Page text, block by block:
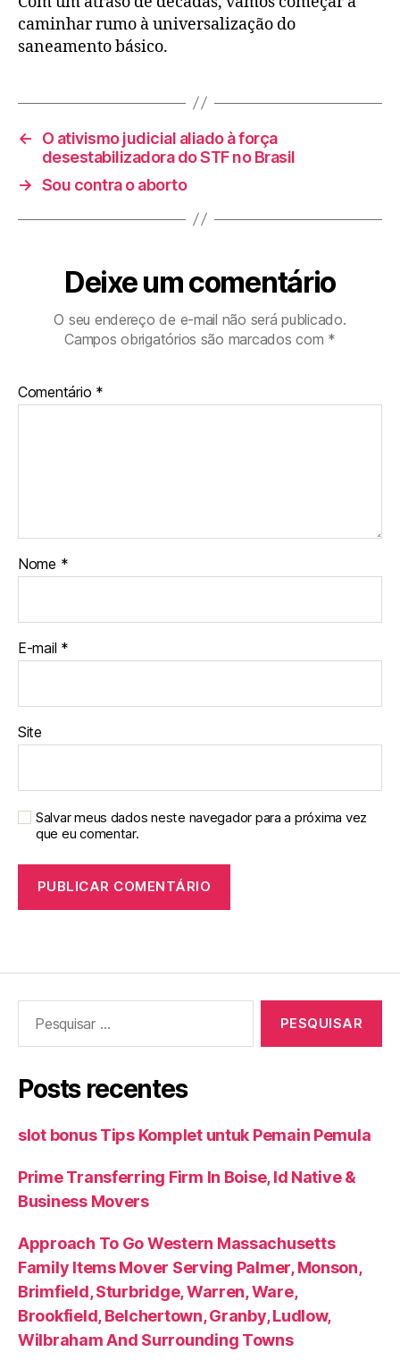
caminhar rumo à universalização do
saneamento básico.
←
O ativismo judicial aliado à força
desestabilizadora do STF no Brasil
→ Sou contra o aborto
Deixe um comentário
O seu endereço de e-mail não será publicado.
Campos obrigatórios são marcados com *
Comentário *
Nome *
E-mail *
Site
Salvar meus dados neste navegador para a próxima vez
que eu comentar.
por:
Posts recentes
slot bonus Tips Komplet untuk Pemain Pemula
Prime Transferring Firm In Boise, Id Native &
Business Movers
Approach To Go Western Massachusetts
Family Items Mover Serving Palmer, Monson,
Brimfield, Sturbridge, Warren, Ware,
Brookfield, Belchertown, Granby, Ludlow,
Wilbraham And Surrounding Towns